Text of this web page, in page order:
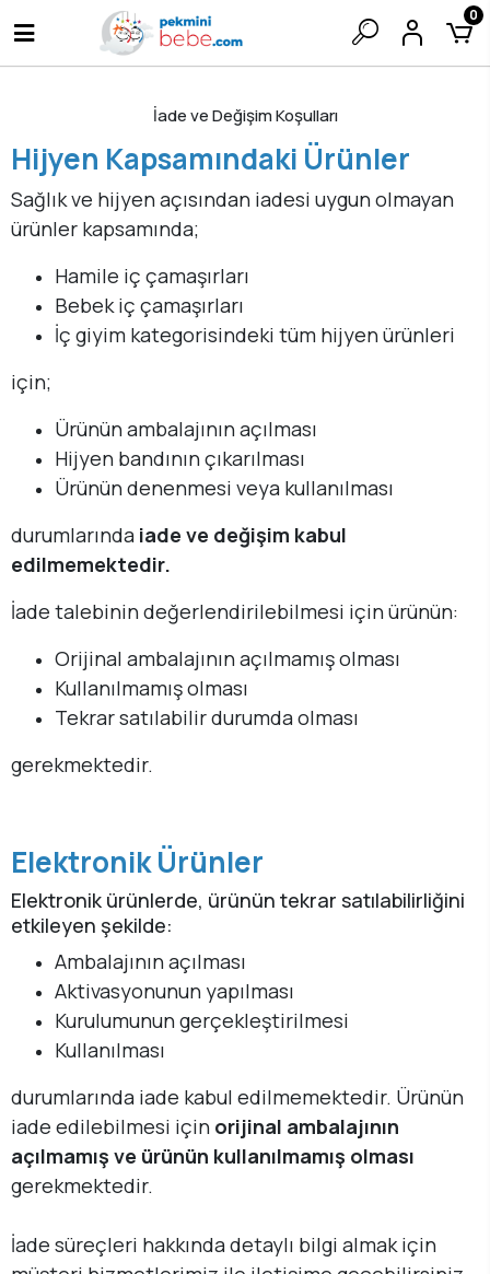
0
İade ve Değişim Koşulları
Hijyen Kapsamındaki Ürünler
Sağlık ve hijyen açısından iadesi uygun olmayan
ürünler kapsamında;
Hamile iç çamaşırları
Bebek iç çamaşırları
İç giyim kategorisindeki tüm hijyen ürünleri
için;
Ürünün ambalajının açılması
Hijyen bandının çıkarılması
Ürünün denenmesi veya kullanılması
durumlarında iade ve değişim kabul
edilmemektedir.
İade talebinin değerlendirilebilmesi için ürünün:
Orijinal ambalajının açılmamış olması
Kullanılmamış olması
Tekrar satılabilir durumda olması
gerekmektedir.
Elektronik Ürünler
Elektronik ürünlerde, ürünün tekrar satılabilirliğini
etkileyen şekilde:
Ambalajının açılması
Aktivasyonunun yapılması
Kurulumunun gerçekleştirilmesi
Kullanılması
durumlarında iade kabul edilmemektedir. Ürünün
iade edilebilmesi için orijinal ambalajının
açılmamış ve ürünün kullanılmamış olması
gerekmektedir.
İade süreçleri hakkında detaylı bilgi almak için